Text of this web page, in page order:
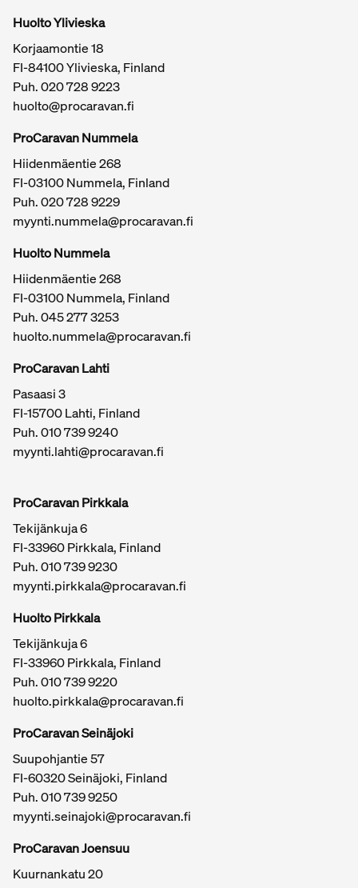
Tärkeitä linkkejä / sivukartta
Huolto Ylivieska
Korjaamontie 18
FI-84100 Ylivieska, Finland
Puh.020 728 9223
huolto@procaravan.fi
ProCaravan Nummela
Hiidenmäentie 268
FI-03100 Nummela, Finland
Puh.020 728 9229
myynti.nummela@procaravan.fi
Huolto Nummela
Hiidenmäentie 268
FI-03100 Nummela, Finland
Puh. 045 277 3253
huolto.nummela@procaravan.fi
ProCaravan Lahti
Pasaasi 3
FI-15700 Lahti, Finland
Puh.010 739 9240
myynti.lahti@procaravan.fi
ProCaravan Pirkkala
Tekijänkuja 6
FI-33960 Pirkkala, Finland
Puh.010 739 9230
myynti.pirkkala@procaravan.fi
Huolto Pirkkala
Tekijänkuja 6
FI-33960 Pirkkala, Finland
Puh.010 739 9220
huolto.pirkkala@procaravan.fi
ProCaravan Seinäjoki
Suupohjantie 57
FI-60320 Seinäjoki, Finland
Puh.010 739 9250
myynti.seinajoki@procaravan.fi
ProCaravan Joensuu
Kuurnankatu 20